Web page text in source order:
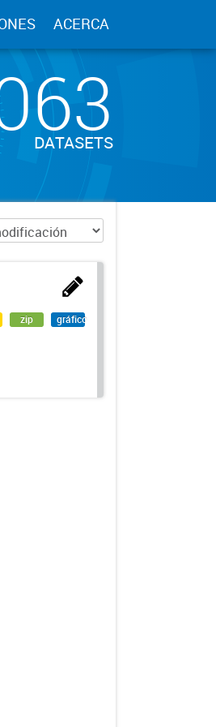
ACERCA
DATASETS
zip gráfico